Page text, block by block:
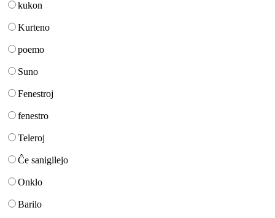
kukon
Kurteno
poemo
Suno
Fenestroj
fenestro
Teleroj
Ĉe sanigilejo
Onklo
Barilo